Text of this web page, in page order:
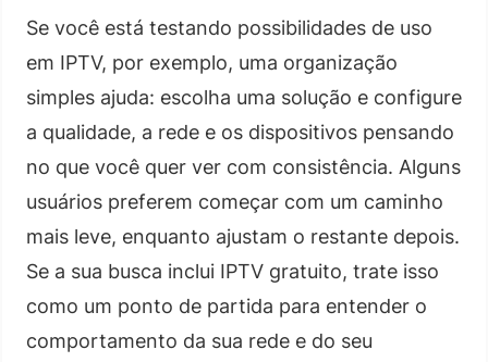
Se você está testando possibilidades de uso
em IPTV, por exemplo, uma organização
simples ajuda: escolha uma solução e configure
a qualidade, a rede e os dispositivos pensando
no que você quer ver com consistência. Alguns
usuários preferem começar com um caminho
mais leve, enquanto ajustam o restante depois.
Se a sua busca inclui IPTV gratuito, trate isso
como um ponto de partida para entender o
comportamento da sua rede e do seu